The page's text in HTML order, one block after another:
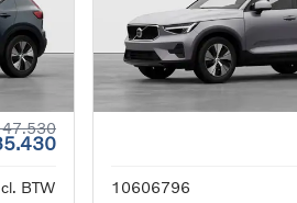
BTW
10606796